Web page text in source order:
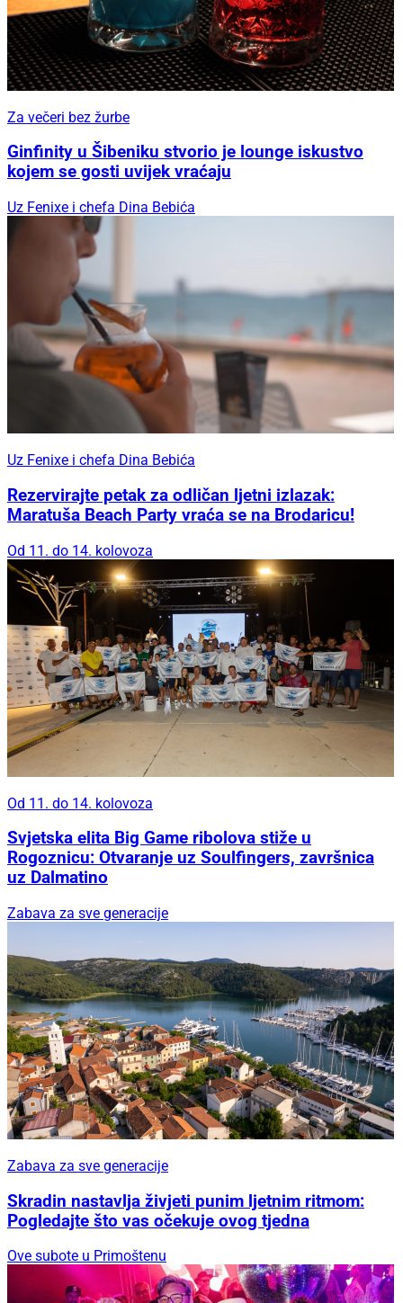
Za večeri bez žurbe
Ginfinity u Šibeniku stvorio je lounge iskustvo
kojem se gosti uvijek vraćaju
Uz Fenixe i chefa Dina Bebića
Uz Fenixe i chefa Dina Bebića
Rezervirajte petak za odličan ljetni izlazak:
Maratuša Beach Party vraća se na Brodaricu!
Od 11. do 14. kolovoza
Od 11. do 14. kolovoza
Svjetska elita Big Game ribolova stiže u
Rogoznicu: Otvaranje uz Soulfingers, završnica
uz Dalmatino
Zabava za sve generacije
Zabava za sve generacije
Skradin nastavlja živjeti punim ljetnim ritmom:
Pogledajte što vas očekuje ovog tjedna
Ove subote u Primoštenu